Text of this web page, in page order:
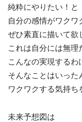
純粋にやりたい！と
自分の感情がワクワ
ぜひ素直に描いて欲
これは自分には無理
こんなの実現するわ
そんなことはいった
ワクワクする気持ち
未来予想図は